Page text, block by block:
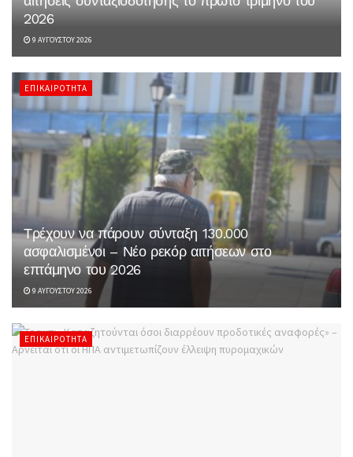
2026
9 ΑΥΓΟΎΣΤΟΥ 2026
ΕΠΙΚΑΙΡΌΤΗΤΑ
Τρέχουν να πάρουν σύνταξη 130.000
ασφαλισμένοι – Νέο ρεκόρ αιτήσεων στο
επτάμηνο του 2026
9 ΑΥΓΟΎΣΤΟΥ 2026
ΕΠΙΚΑΙΡΌΤΗΤΑ